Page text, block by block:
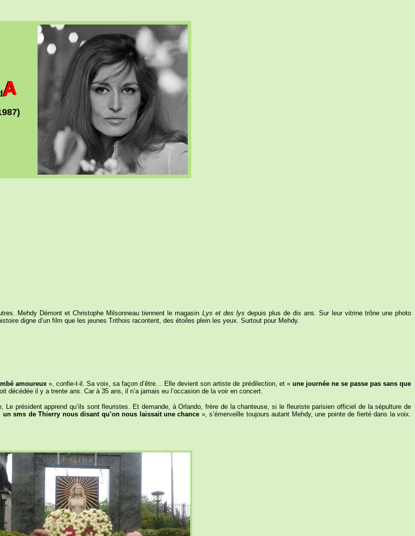
Mehdy Démont et Christophe Milsonneau tiennent le magasin Lys et des lys depuis plus de dix ans. Sur leur vitrine trône une photo
digne d’un film que les jeunes Trithois racontent, des étoiles plein les yeux. Surtout pour Mehdy.
amoureux», confie-t-il. Sa voix, sa façon d’être… Elle devient son artiste de prédilection, et « une journée ne se passe pas sans que
décédée il y a trente ans. Car à 35 ans, il n’a jamais eu l’occasion de la voir en concert.
président apprend qu’ils sont fleuristes. Et demande, à Orlando, frère de la chanteuse, si le fleuriste parisien officiel de la sépulture de
un sms de Thierry nous disant qu’on nous laissait une chance », s’émerveille toujours autant Mehdy, une pointe de fierté dans la voix.